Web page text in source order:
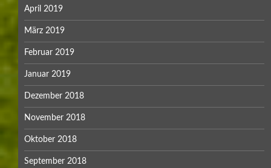
April 2019
März 2019
Februar 2019
Januar 2019
Dezember 2018
November 2018
Oktober 2018
September 2018